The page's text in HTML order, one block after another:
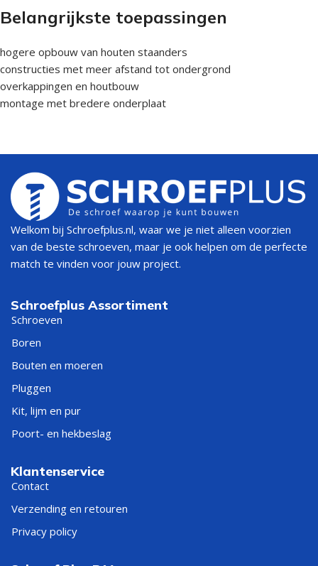
Belangrijkste toepassingen
hogere opbouw van houten staanders
constructies met meer afstand tot ondergrond
overkappingen en houtbouw
montage met bredere onderplaat
Welkom bij Schroefplus.nl, waar we je niet alleen voorzien
van de beste schroeven, maar je ook helpen om de perfecte
match te vinden voor jouw project.
Schroefplus Assortiment
Schroeven
Boren
Bouten en moeren
Pluggen
Kit, lijm en pur
Poort- en hekbeslag
Klantenservice
Contact
Verzending en retouren
Privacy policy